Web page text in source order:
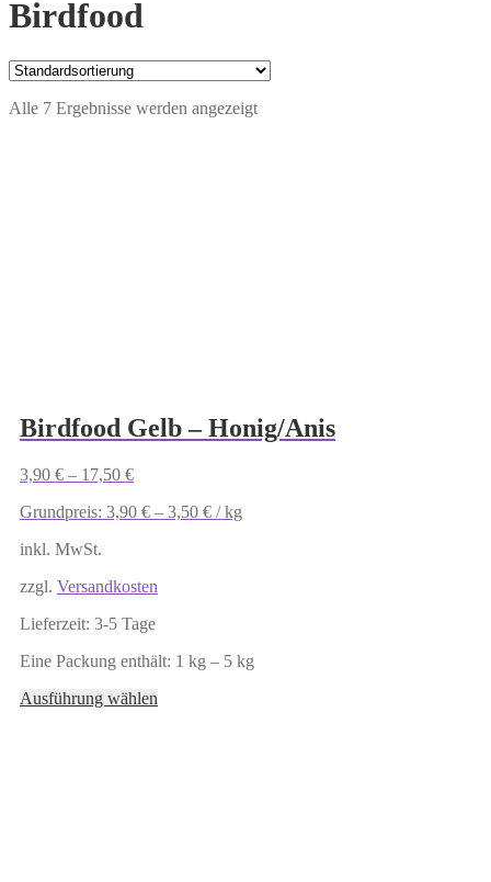
Birdfood
Alle 7 Ergebnisse werden angezeigt
Birdfood Gelb – Honig/Anis
3,90 € – 17,50 €
Grundpreis: 3,90 € – 3,50 € /kg
inkl. MwSt.
zzgl. Versandkosten
Lieferzeit: 3-5 Tage
Eine Packung enthält: 1 kg – 5 kg
Ausführung wählen